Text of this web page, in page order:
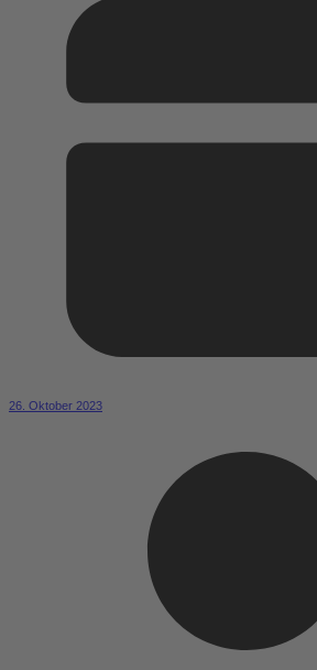
26. Oktober 2023